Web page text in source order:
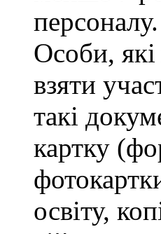
персоналу.
Особи,
взяти
такі
картку
освіту,